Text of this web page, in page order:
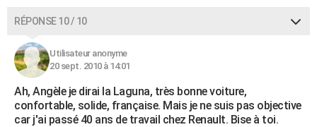
RÉPONSE 10 / 10
Utilisateur anonyme
20 sept. 2010 à 14:01
Ah, Angèle je dirai la Laguna, très bonne voiture,
confortable, solide, française. Mais je ne suis pas objective
car j'ai passé 40 ans de travail chez Renault. Bise à toi.